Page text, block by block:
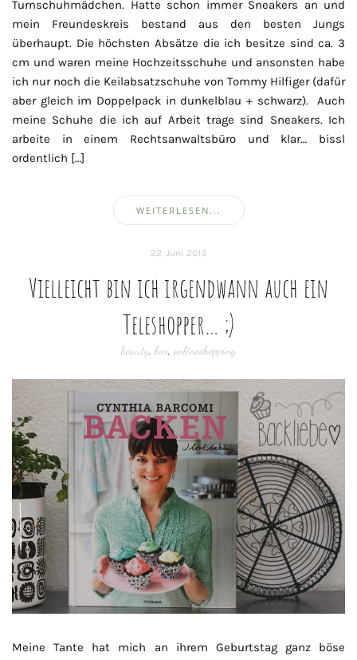
Turnschuhmädchen. Hatte schon immer Sneakers an und
mein Freundeskreis bestand aus den besten Jungs
überhaupt. Die höchsten Absätze die ich besitze sind ca. 3
cm und waren meine Hochzeitsschuhe und ansonsten habe
ich nur noch die Keilabsatzschuhe von Tommy Hilfiger (dafür
aber gleich im Doppelpack in dunkelblau + schwarz). Auch
meine Schuhe die ich auf Arbeit trage sind Sneakers. Ich
arbeite in einem Rechtsanwaltsbüro und klar… bissl
ordentlich […]
WEITERLESEN...
22. Juni 2013
Vielleicht bin ich irgendwann auch ein
Teleshopper… ;)
beauty, box, onlineshopping
Meine Tante hat mich an ihrem Geburtstag ganz böse